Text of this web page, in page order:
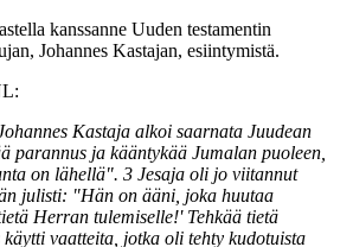
kanssanne Uuden testamentin
Johannes Kastajan, esiintymistä.
Kastaja alkoi saarnata Juudean
parannus ja kääntykää Jumalan puoleen,
on lähellä". 3 Jesaja oli jo viitannut
julisti: "Hän on ääni, joka huutaa
Herran tulemiselle!' Tehkää tietä
vaatteita, jotka oli tehty kudotuista